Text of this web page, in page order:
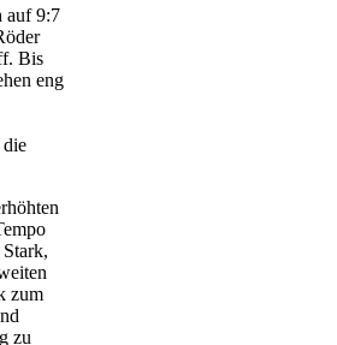
auf 9:7
Bis
eng
die
zum
zu